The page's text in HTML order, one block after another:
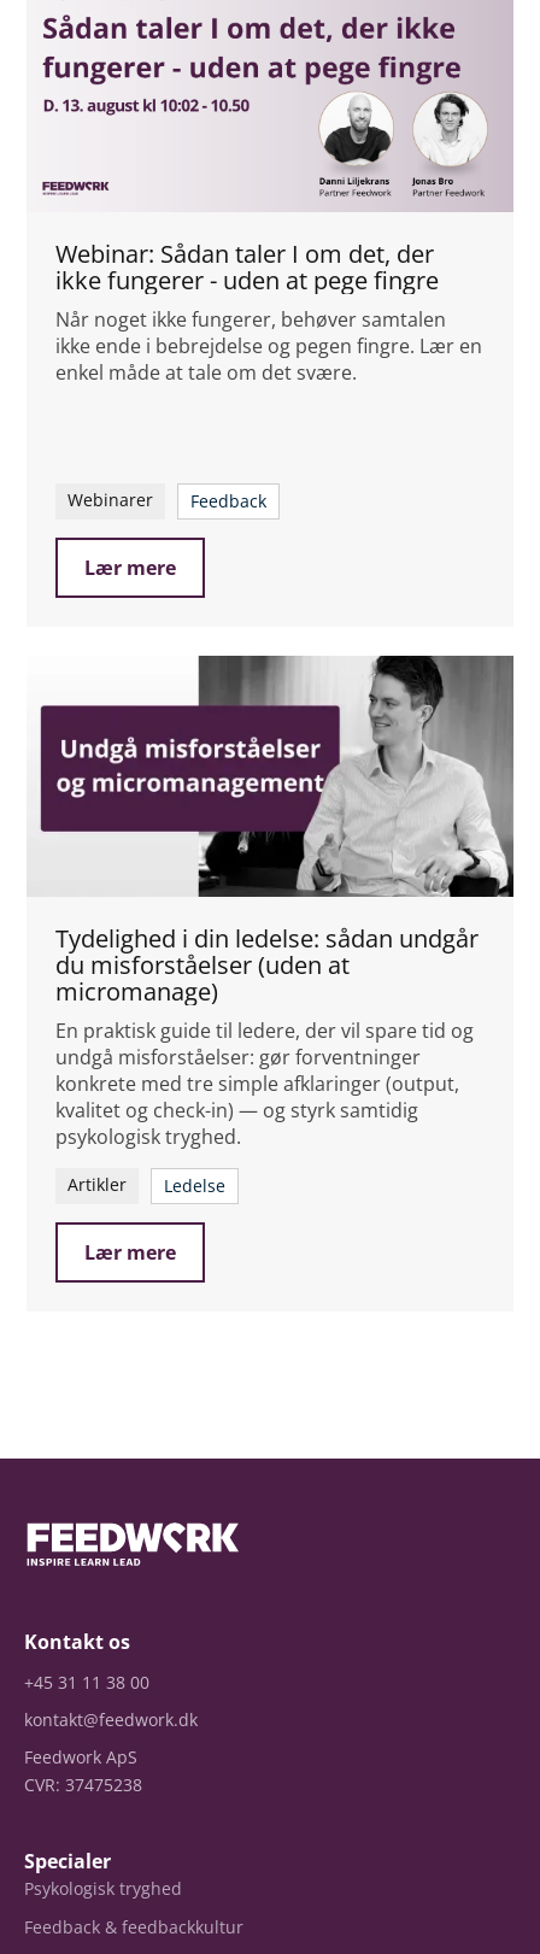
Webinar: Sådan taler I om det, der
ikke fungerer - uden at pege fingre
Når noget ikke fungerer, behøver samtalen
ikke ende i bebrejdelse og pegen fingre. Lær en
enkel måde at tale om det svære.
Webinarer Feedback
Lær mere
Tydelighed i din ledelse: sådan undgår
du misforståelser (uden at
micromanage)
En praktisk guide til ledere, der vil spare tid og
undgå misforståelser: gør forventninger
konkrete med tre simple afklaringer (output,
kvalitet og check-in) — og styrk samtidig
psykologisk tryghed.
Artikler Ledelse
Lær mere
Kontakt os
+45 31 11 38 00
kontakt@feedwork.dk
Feedwork ApS
CVR: 37475238
Specialer
Psykologisk tryghed
Feedback & feedbackkultur